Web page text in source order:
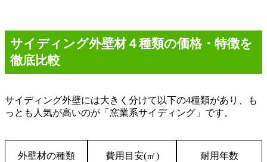
サイディング外壁材４種類の価格・特徴を
徹底比較
サイディング外壁には大きく分けて以下の4種類があり、も
っとも人気が高いのが「窯業系サイディング」です。
外壁材の種類 費用目安(㎡) 耐用年数